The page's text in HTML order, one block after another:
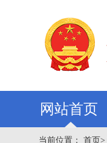
网站首页
当前位置： 首页>